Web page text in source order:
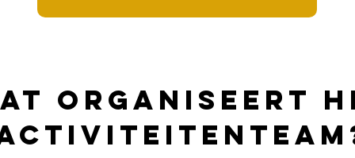
organiseert